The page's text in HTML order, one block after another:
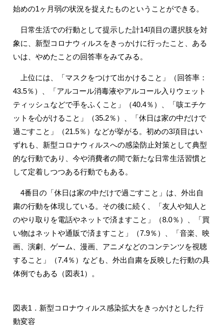
始めの1ヶ月弱の状況を捉えたものということができる。
日常生活での行動として提示した計14項目の選択肢を対
象に、新型コロナウィルスをきっかけに行ったこと、ある
いは、やめたことの回答率をみてみる。
上位には、「マスクをつけて出かけること」（回答率：
43.5％）、「アルコール消毒液やアルコール入りウェット
ティッシュなどで手をふくこと」（40.4％）、「咳エチケ
ットを心がけること」（35.2％）、「休日は家の中だけで
過ごすこと」（21.5％）などが挙がる。初めの3項目はい
ずれも、新型コロナウィルスへの感染防止対策として典型
的な行動であり、今や消費者の間で新たな日常生活習慣と
して定着しつつある行動でもある。
4番目の「休日は家の中だけで過ごすこと」は、外出自
粛の行動を体現している。その後に続く、「友人や知人と
のやり取りを電話やネットで済ますこと」（8.0％）、「買
い物はネットや通販で済ますこと」（7.9％）、「音楽、映
画、演劇、ゲーム、漫画、アニメなどのコンテンツを視聴
すること」（7.4％）なども、外出自粛を反映した行動の具
体例でもある（図表1）。
図表1．新型コロナウィルス感染拡大をきっかけとした行
動変容